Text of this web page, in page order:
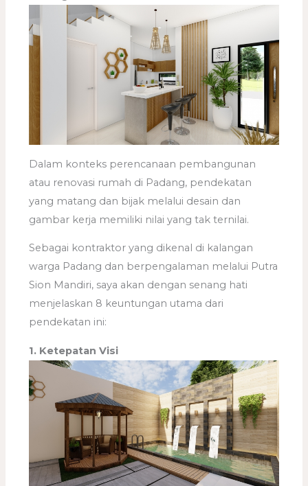
Dalam konteks perencanaan pembangunan
atau renovasi rumah di Padang, pendekatan
yang matang dan bijak melalui desain dan
gambar kerja memiliki nilai yang tak ternilai.
Sebagai kontraktor yang dikenal di kalangan
warga Padang dan berpengalaman melalui Putra
Sion Mandiri, saya akan dengan senang hati
menjelaskan 8 keuntungan utama dari
pendekatan ini:
1. Ketepatan Visi